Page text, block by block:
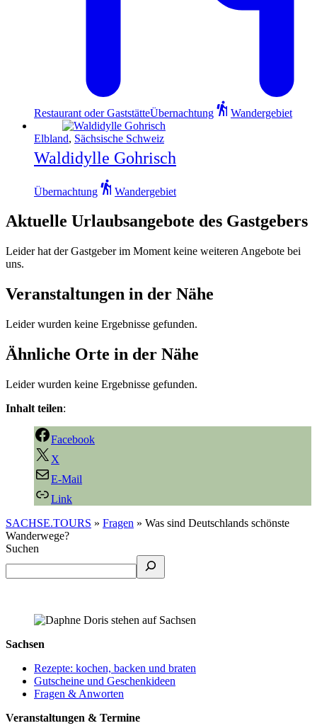
Restaurant oder GaststätteÜbernachtung Wandergebiet
Elbland, Sächsische Schweiz
Waldidylle Gohrisch
Übernachtung Wandergebiet
Aktuelle Urlaubsangebote des Gastgebers
Leider hat der Gastgeber im Moment keine weiteren Angebote bei
uns.
Veranstaltungen in der Nähe
Leider wurden keine Ergebnisse gefunden.
Ähnliche Orte in der Nähe
Leider wurden keine Ergebnisse gefunden.
Inhalt teilen:
Facebook
X
E-Mail
Link
SACHSE.TOURS » Fragen » Was sind Deutschlands schönste
Wanderwege?
Suchen
Sachsen
Rezepte: kochen, backen und braten
Gutscheine und Geschenkideen
Fragen & Anworten
Veranstaltungen & Termine